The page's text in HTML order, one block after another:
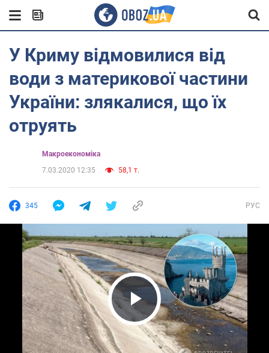
У Криму відмовилися від
води з материкової частини
України: злякалися, що їх
отруять
Mакроекономіка
7.03.2020 12:35
58,1 т.
345 РУС
Play Video